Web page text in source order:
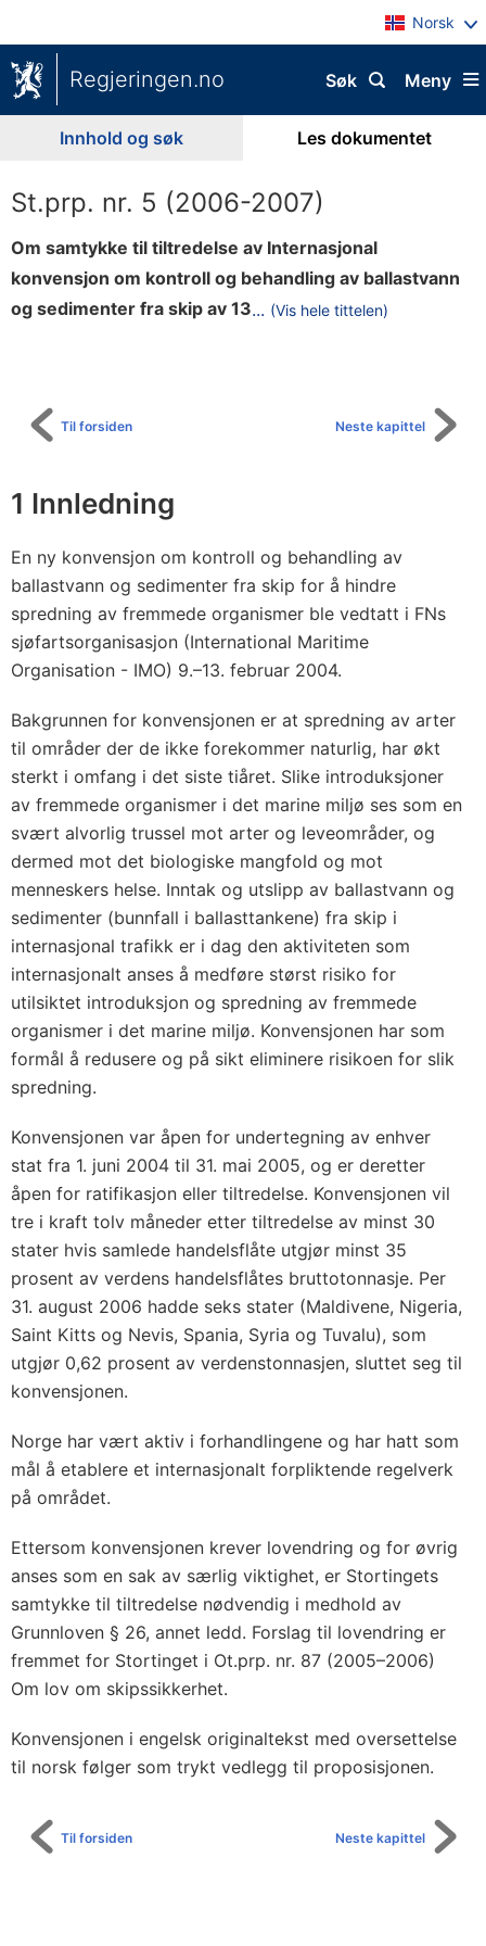
Norsk
Regjeringen.no Meny
Søk
Innhold og søk Les dokumentet
St.prp. nr. 5 (2006-2007)
Om samtykke til tiltredelse av Internasjonal
konvensjon om kontroll og behandling av ballastvann
og sedimenter fra skip av 13... (Vis hele tittelen)
r
2
0
0
Neste kapittel
Til forsiden
1 Innledning
En ny konvensjon om kontroll og behandling av
ballastvann og sedimenter fra skip for å hindre
spredning av fremmede organismer ble vedtatt i FNs
sjøfartsorganisasjon (International Maritime
Organisation - IMO) 9.–13. februar 2004.
Bakgrunnen for konvensjonen er at spredning av arter
til områder der de ikke forekommer naturlig, har økt
sterkt i omfang i det siste tiåret. Slike introduksjoner
av fremmede organismer i det marine miljø ses som en
svært alvorlig trussel mot arter og leveområder, og
dermed mot det biologiske mangfold og mot
menneskers helse. Inntak og utslipp av ballastvann og
sedimenter (bunnfall i ballasttankene) fra skip i
internasjonal trafikk er i dag den aktiviteten som
internasjonalt anses å medføre størst risiko for
utilsiktet introduksjon og spredning av fremmede
organismer i det marine miljø. Konvensjonen har som
formål å redusere og på sikt eliminere risikoen for slik
spredning.
Konvensjonen var åpen for undertegning av enhver
stat fra 1. juni 2004 til 31. mai 2005, og er deretter
åpen for ratifikasjon eller tiltredelse. Konvensjonen vil
tre i kraft tolv måneder etter tiltredelse av minst 30
stater hvis samlede handelsflåte utgjør minst 35
prosent av verdens handelsflåtes bruttotonnasje. Per
31. august 2006 hadde seks stater (Maldivene, Nigeria,
Saint Kitts og Nevis, Spania, Syria og Tuvalu), som
utgjør 0,62 prosent av verdenstonnasjen, sluttet seg til
konvensjonen.
Norge har vært aktiv i forhandlingene og har hatt som
mål å etablere et internasjonalt forpliktende regelverk
på området.
Ettersom konvensjonen krever lovendring og for øvrig
anses som en sak av særlig viktighet, er Stortingets
samtykke til tiltredelse nødvendig i medhold av
Grunnloven § 26, annet ledd. Forslag til lovendring er
fremmet for Stortinget i Ot.prp. nr. 87 (2005–2006)
Om lov om skipssikkerhet.
Konvensjonen i engelsk originaltekst med oversettelse
til norsk følger som trykt vedlegg til proposisjonen.
Neste kapittel
Til forsiden